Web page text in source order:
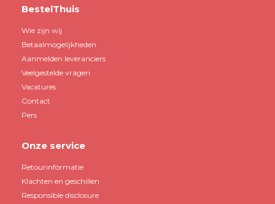
BestelThuis
Wie zijn wij
Betaalmogelijkheden
Aanmelden leveranciers
Veelgestelde vragen
Vacatures
Contact
Pers
Onze service
Retourinformatie
Klachten en geschillen
Responsible disclosure